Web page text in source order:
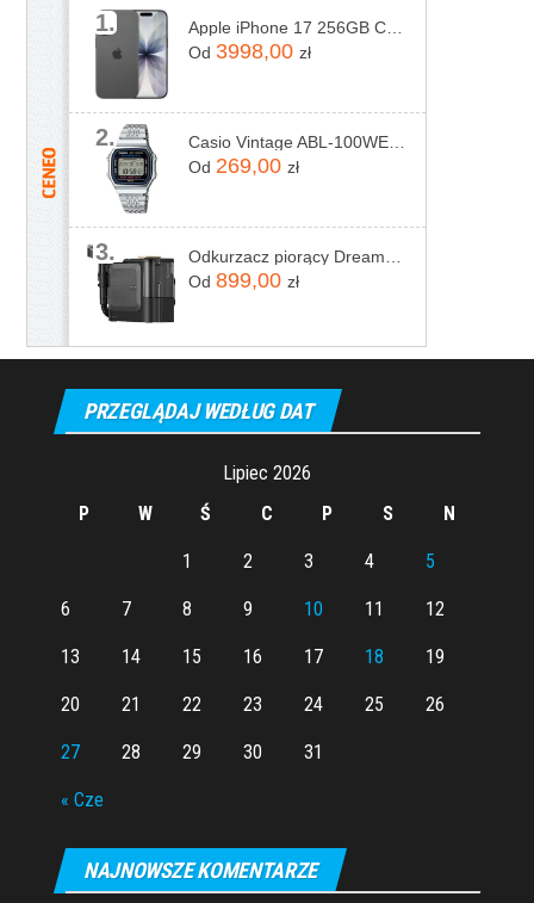
1.
Apple iPhone 17 256GB Czarny
Od 3998,00 zł
2.
Casio Vintage ABL-100WE-1AEF
Od 269,00 zł
3.
Odkurzacz piorący Dreame N20 Steam Czarny
Od 899,00 zł
PRZEGLĄDAJ WEDŁUG DAT
Lipiec 2026
P
W Ś C P S N
« Cze
1 2 3 4 5
6 7 8 9 10 11 12
13 14 15 16 17 18 19
20 21 22 23 24 25 26
27 28 29 30 31
NAJNOWSZE KOMENTARZE